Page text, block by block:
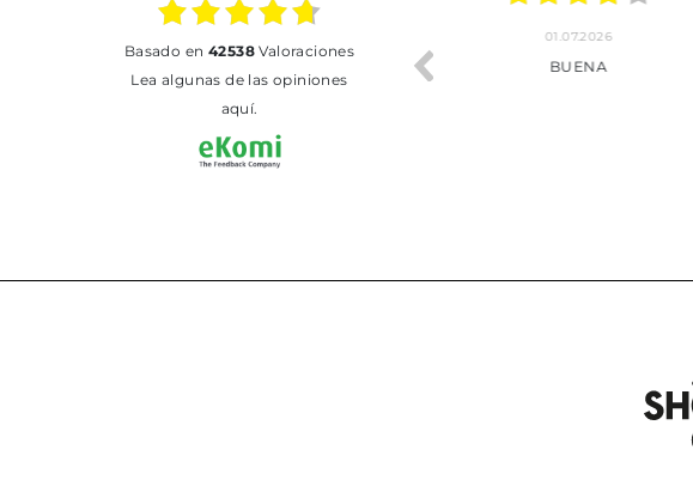
basado en 42538Valoraciones
Lea algunas de las opiniones
aquí.
30.06.2026
Tot perfecte